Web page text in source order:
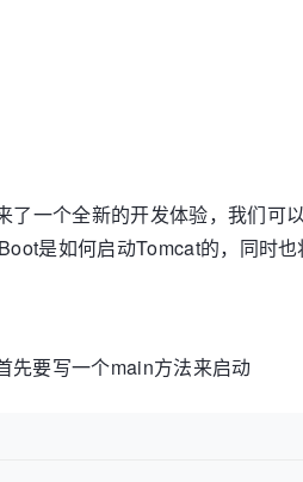
了一个全新的开发体验，我们
是如何启动Tomcat的，同时
先要写一个main方法来启动